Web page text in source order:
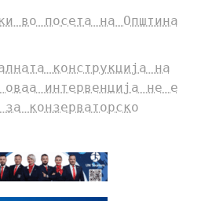
во посета на Општина
конструкција на
интервенција не е
конзерваторско